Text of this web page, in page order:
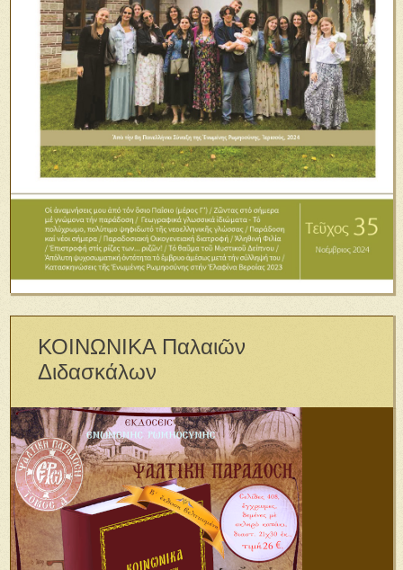
ΚΟΙΝΩΝΙΚΑ Παλαιῶν
Διδασκάλων